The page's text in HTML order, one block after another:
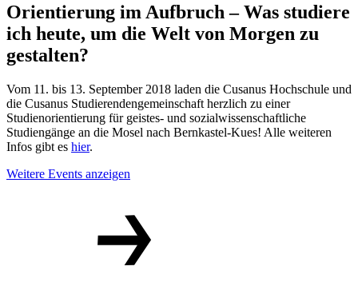
Orientierung im Aufbruch – Was studiere
ich heute, um die Welt von Morgen zu
gestalten?
Vom 11. bis 13. September 2018 laden die Cusanus Hochschule und
die Cusanus Studierendengemeinschaft herzlich zu einer
Studienorientierung für geistes- und sozialwissenschaftliche
Studiengänge an die Mosel nach Bernkastel-Kues! Alle weiteren
Infos gibt es hier.
Weitere Events anzeigen